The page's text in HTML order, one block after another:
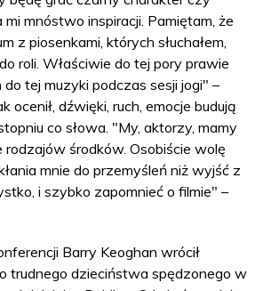
mi mnóstwo inspiracji. Pamiętam, że
z piosenkami, których słuchałem,
roli. Właściwie do tej pory prawie
tej muzyki podczas sesji jogi" –
ocenił, dźwięki, ruch, emocje budują
co słowa. "My, aktorzy, mamy
środków. Osobiście wolę
mnie do przemyśleń niż wyjść z
i szybko zapomnieć o filmie" –
Barry Keoghan wrócił
trudnego dzieciństwa spędzonego w